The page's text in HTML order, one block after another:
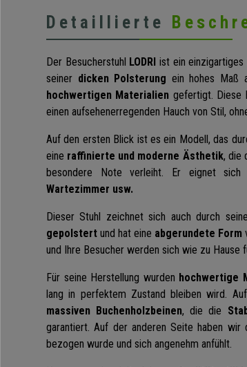
Detaillierte
Der Besucherstuhl LODRI ist ein
seiner dicken Polsterung ein hohes Maß
hochwertigen Materialien gefertigt. Diese
einen aufsehenerregenden Hauch von Stil,
Auf den ersten Blick ist es ein Modell, das
eine raffinierte und moderne Ästhetik, die
besondere Note verleiht. Er eignet sich
Wartezimmer usw.
Dieser Stuhl zeichnet sich auch durch
gepolstert und hat eine abgerundete Form
und Ihre Besucher werden sich wie zu Hause
Für seine Herstellung wurden hochwertige
lang in perfektem Zustand bleiben wird.
massiven Buchenholzbeinen, die die
garantiert. Auf der anderen Seite haben wir
bezogen wurde und sich angenehm anfühlt.